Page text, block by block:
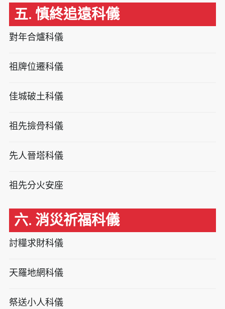
五. 慎終追遠科儀
對年合爐科儀
祖牌位遷科儀
佳城破土科儀
祖先撿骨科儀
先人晉塔科儀
祖先分火安座
六. 消災祈福科儀
討糧求財科儀
天羅地網科儀
祭送小人科儀